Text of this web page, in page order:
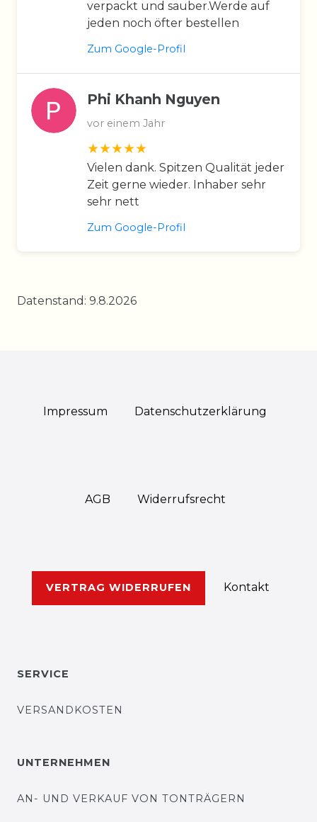
verpackt und sauber.Werde auf
jeden noch öfter bestellen
Zum Google-Profil
Phi Khanh Nguyen
vor einem Jahr
Vielen dank. Spitzen Qualität jeder
Zeit gerne wieder. Inhaber sehr
sehr nett
Zum Google-Profil
Datenstand: 9.8.2026
Impressum Daten­schutz­erklärung
AGB Widerrufs­recht
VERTRAG WIDERRUFEN Kontakt
SERVICE
VERSANDKOSTEN
UNTERNEHMEN
AN- UND VERKAUF VON TONTRÄGERN